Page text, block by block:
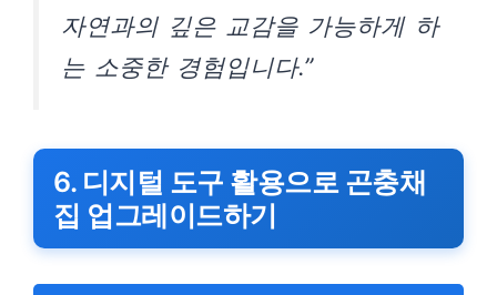
자연과의 깊은 교감을 가능하게 하
는 소중한 경험입니다.”
6. 디지털 도구 활용으로 곤충채
집 업그레이드하기